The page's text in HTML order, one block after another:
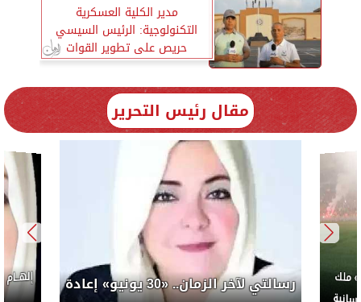
مدير الكلية العسكرية
التكنولوجية: الرئيس السيسي
حريص على تطوير القوات
المسلحة.. فيديو
مقال رئيس التحرير
رسالتي لآخر الزمان.. «30 يونيو» إعادة
ملك